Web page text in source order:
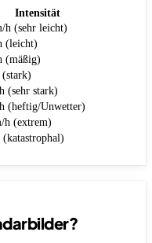
Intensität
h (sehr leicht)
(leicht)
(mäßig)
(sehr stark)
(heftig/Unwetter)
h (extrem)